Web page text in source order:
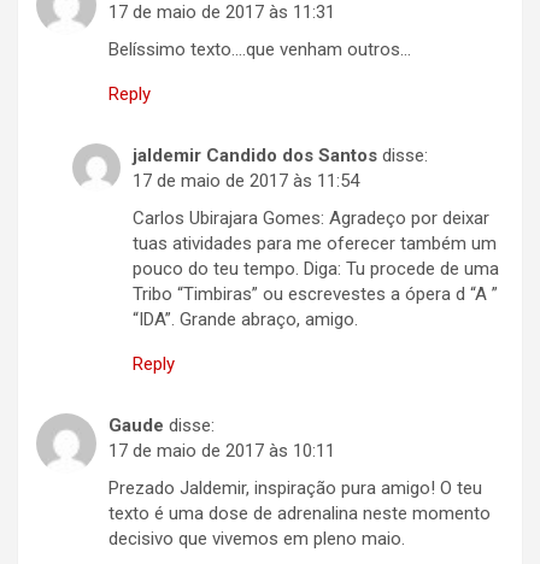
17 de maio de 2017 às 11:31
Belíssimo texto….que venham outros…
Reply
jaldemir Candido dos Santos disse:
17 de maio de 2017 às 11:54
Carlos Ubirajara Gomes: Agradeço por deixar
tuas atividades para me oferecer também um
pouco do teu tempo. Diga: Tu procede de uma
Tribo “Timbiras” ou escrevestes a ópera d “A ”
“IDA”. Grande abraço, amigo.
Reply
Gaude disse:
17 de maio de 2017 às 10:11
Prezado Jaldemir, inspiração pura amigo! O teu
texto é uma dose de adrenalina neste momento
decisivo que vivemos em pleno maio.